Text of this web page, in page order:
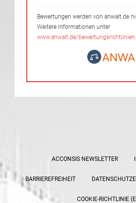
Bewertungen werden von anwalt.de
Weitere Informationen unter
www.anwalt.de/bewertungsrichtlinien.
ACCONSIS NEWSLETTER
BARRIEREFREIHEIT
COOKIE-RICHTLINIE